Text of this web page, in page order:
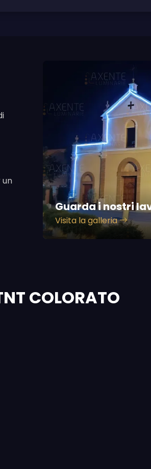
Guarda i nostri
Visita la galleria
COLORATO